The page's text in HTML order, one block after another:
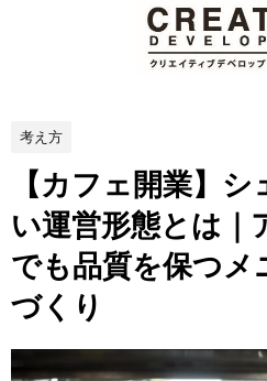
考え方
【カフェ開業】
い運営形態とは｜
でも品質を保つメ
づくり